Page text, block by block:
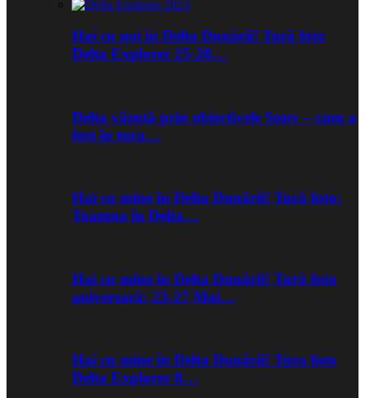
Hai cu noi în Delta Dunării! Tură foto
Delta Explorer 25-28…
Delta văzută prin obiectivele Sony – cum a
fost în tura…
Hai cu mine în Delta Dunării! Tură foto:
Toamna în Delta…
Hai cu mine în Delta Dunării! Tură foto
aniversară: 23-27 Mai…
Hai cu mine în Delta Dunării! Tura foto
Delta Explorer 8…